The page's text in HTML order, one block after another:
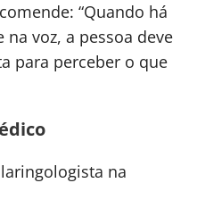
“Quando há
voz, a pessoa deve
para perceber o que
na